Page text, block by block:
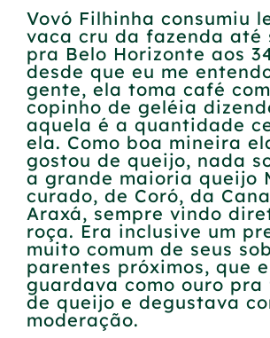
Vovó Filhinha consumiu
vaca cru da fazenda até
pra Belo Horizonte aos
desde que eu me
gente, ela toma café
copinho de geléia
aquela é a quantidade
ela. Como boa mineira
gostou de queijo, nada
a grande maioria queijo
curado, de Coró, da
Araxá, sempre vindo
roça. Era inclusive um
muito comum de seus
parentes próximos, que
guardava como ouro pra
de queijo e degustava
moderação.